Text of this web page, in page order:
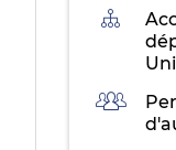
Public